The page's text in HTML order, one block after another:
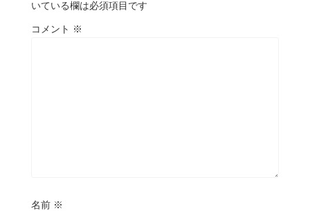
いている欄は必須項目です
コメント ※
名前 ※